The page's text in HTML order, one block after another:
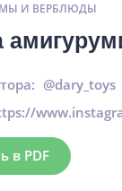
И ВЕРБЛЮДЫ
@dary_toys
в PDF